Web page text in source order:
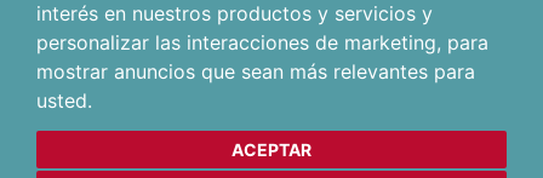
interés en nuestros productos y servicios y
personalizar las interacciones de marketing, para
mostrar anuncios que sean más relevantes para
usted.
ACEPTAR